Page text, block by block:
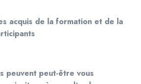
acquis de la formation et de la
peuvent peut-être vous